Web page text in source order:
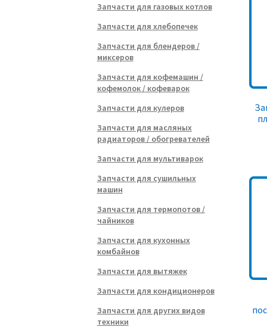
Запчасти для газовых котлов
Запчасти для хлебопечек
Запчасти для блендеров /
миксеров
Запчасти для кофемашин /
кофемолок / кофеварок
Запчасти для кулеров
Запчасти для масляных
радиаторов / обогревателей
Запчасти для мультиварок
Запчасти для сушильных
машин
Запчасти для термопотов /
чайников
Запчасти для кухонных
комбайнов
Запчасти для вытяжек
Запчасти для кондиционеров
Запчасти для других видов
техники